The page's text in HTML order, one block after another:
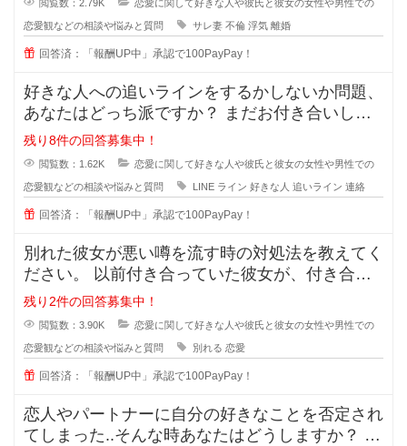
閲覧数：2.79K 恋愛に関して好きな人や彼氏と彼女の女性や男性での
恋愛観などの相談や悩みと質問 サレ妻 不倫 浮気 離婚
回答済：「報酬UP中」承認で100PayPay！
好きな人への追いラインをするかしないか問題、
あなたはどっち派ですか？ まだお付き合いして
いない段階での好きな人への
残り8件の回答募集中！
閲覧数：1.62K 恋愛に関して好きな人や彼氏と彼女の女性や男性での
恋愛観などの相談や悩みと質問 LINE ライン 好きな人 追いライン 連絡
回答済：「報酬UP中」承認で100PayPay！
別れた彼女が悪い噂を流す時の対処法を教えてく
ださい。 以前付き合っていた彼女が、付き合っ
ている時のことを周囲に平気
残り2件の回答募集中！
閲覧数：3.90K 恋愛に関して好きな人や彼氏と彼女の女性や男性での
恋愛観などの相談や悩みと質問 別れる 恋愛
回答済：「報酬UP中」承認で100PayPay！
恋人やパートナーに自分の好きなことを否定され
てしまった..そんな時あなたはどうしますか？ 私